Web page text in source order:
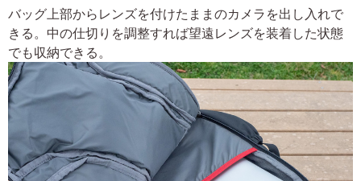
バッグ上部からレンズを付けたままのカメラを出し入れで
きる。中の仕切りを調整すれば望遠レンズを装着した状態
でも収納できる。